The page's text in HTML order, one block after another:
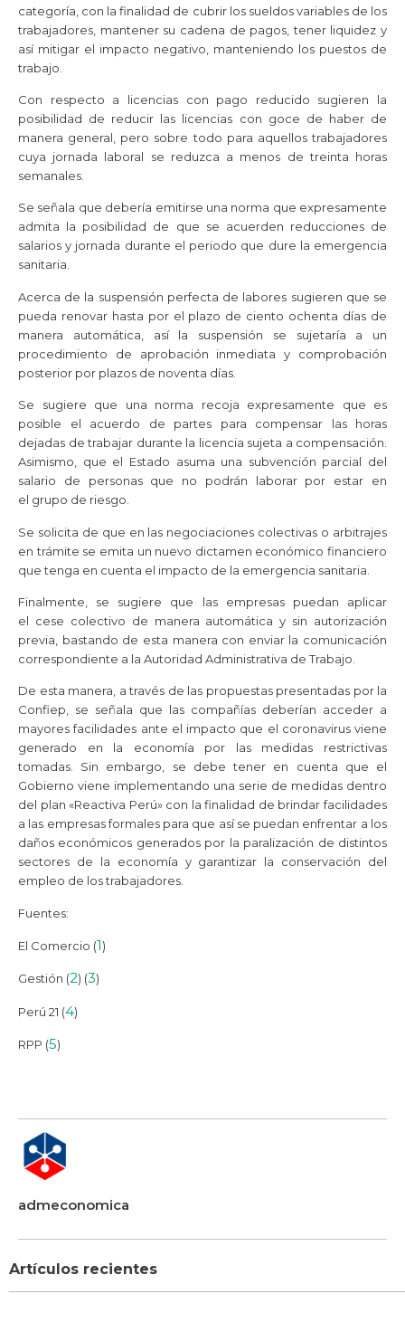
categoría, con la finalidad de cubrir los sueldos variables de los
trabajadores, mantener su cadena de pagos, tener liquidez y
así mitigar el impacto negativo, manteniendo los puestos de
trabajo.
Con respecto a licencias con pago reducido sugieren la
posibilidad de reducir las licencias con goce de haber de
manera general, pero sobre todo para aquellos trabajadores
cuya jornada laboral se reduzca a menos de treinta horas
semanales.
Se señala que debería emitirse una norma que expresamente
admita la posibilidad de que se acuerden reducciones de
salarios y jornada durante el periodo que dure la emergencia
sanitaria.
Acerca de la suspensión perfecta de labores sugieren que se
pueda renovar hasta por el plazo de ciento ochenta días de
manera automática, así la suspensión se sujetaría a un
procedimiento de aprobación inmediata y comprobación
posterior por plazos de noventa días.
Se sugiere que una norma recoja expresamente que es
posible el acuerdo de partes para compensar las horas
dejadas de trabajar durante la licencia sujeta a compensación.
Asimismo, que el Estado asuma una subvención parcial del
salario de personas que no podrán laborar por estar en
el grupo de riesgo.
Se solicita de que en las negociaciones colectivas o arbitrajes
en trámite se emita un nuevo dictamen económico financiero
que tenga en cuenta el impacto de la emergencia sanitaria.
Finalmente, se sugiere que las empresas puedan aplicar
el cese colectivo de manera automática y sin autorización
previa, bastando de esta manera con enviar la comunicación
correspondiente a la Autoridad Administrativa de Trabajo.
De esta manera, a través de las propuestas presentadas por la
Confiep, se señala que las compañías deberían acceder a
mayores facilidades ante el impacto que el coronavirus viene
generado en la economía por las medidas restrictivas
tomadas. Sin embargo, se debe tener en cuenta que el
Gobierno viene implementando una serie de medidas dentro
del plan «Reactiva Perú» con la finalidad de brindar facilidades
a las empresas formales para que así se puedan enfrentar a los
daños económicos generados por la paralización de distintos
sectores de la economía y garantizar la conservación del
empleo de los trabajadores.
Fuentes:
El Comercio (1)
Gestión (2) (3)
Perú 21 (4)
RPP (5)
admeconomica
Artículos recientes